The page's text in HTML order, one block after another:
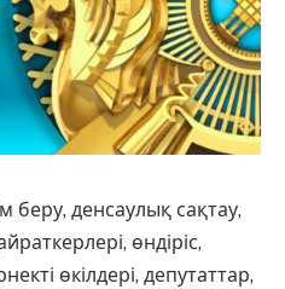
беру, денсаулық сақтау,
өндіріс,
өкілдері, депутаттар,